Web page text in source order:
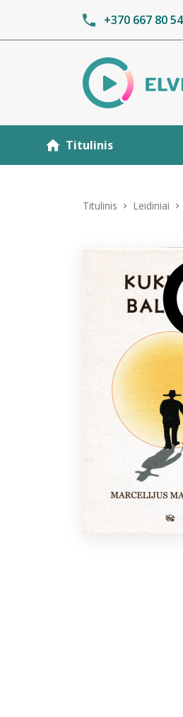
+370 667 80
Titulinis
Titulinis Leidiniai